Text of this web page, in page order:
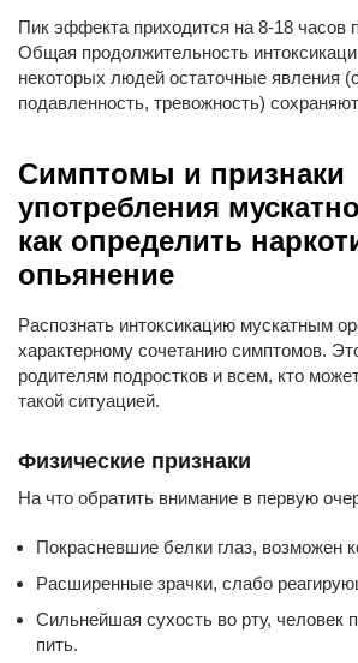
Пик эффекта приходится на 8-18 часов
Общая продолжительность
некоторых людей остаточные явления
подавленность, тревожность)
Cимптомы и признаки
употребления
как определить
опьянение
Распознать интоксикацию мускатным
характерному сочетанию симптомов.
родителям подростков и всем, кто
такой ситуацией.
Физические признаки
На что обратить внимание в первую
Покрасневшие белки глаз, возможен
Расширенные зрачки, слабо
Сильнейшая сухость во рту, человек
пить.